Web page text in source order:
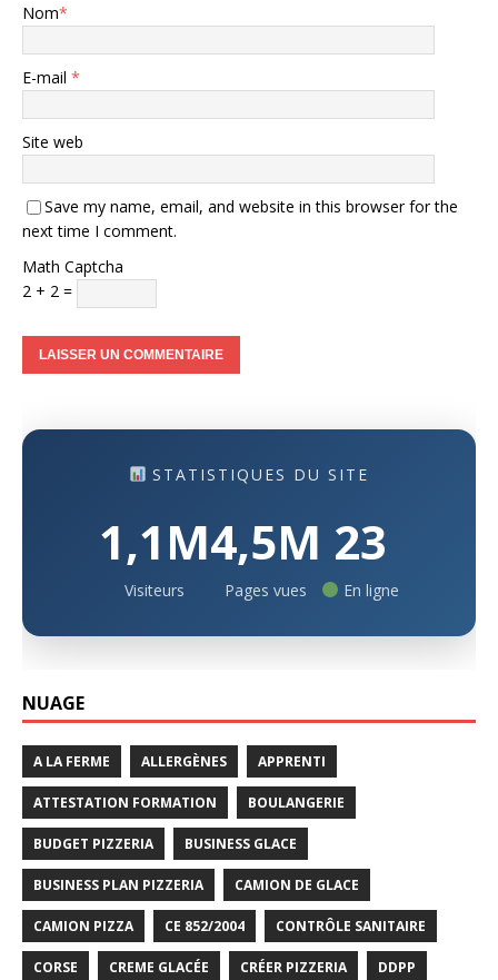
Nom*
E-mail *
Site web
Save my name, email, and website in this browser for the
next time I comment.
Math Captcha
2 + 2 =
STATISTIQUES DU SITE
1,1M
Visiteurs
4,5M
Pages vues
23
En ligne
NUAGE
A LA FERME ALLERGÈNES APPRENTI
ATTESTATION FORMATION BOULANGERIE
BUDGET PIZZERIA BUSINESS GLACE
BUSINESS PLAN PIZZERIA CAMION DE GLACE
CAMION PIZZA CE 852/2004 CONTRÔLE SANITAIRE
CORSE CREME GLACÉE CRÉER PIZZERIA DDPP